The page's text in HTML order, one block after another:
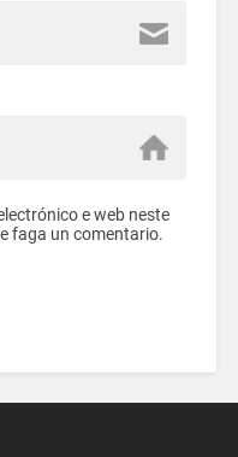
e web neste
faga un comentario.